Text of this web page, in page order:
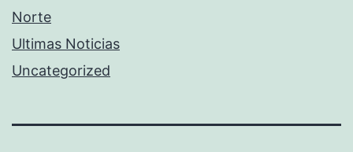
Norte
Ultimas Noticias
Uncategorized